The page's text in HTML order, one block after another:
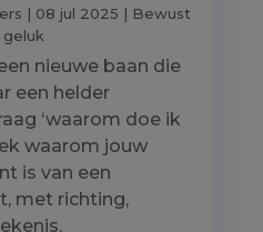
| 08 jul 2025 | Bewust
geluk
nieuwe baan die
een helder
‘waarom doe ik
waarom jouw
is van een
met richting,